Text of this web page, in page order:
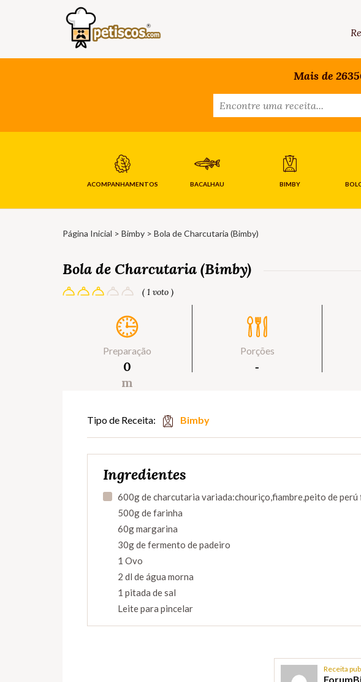
Mais de
ACOMPANHAMENTOS BACALHAU BIMBY
Página Inicial > Bimby > Bola de Charcutaria (Bimby)
Bola de Charcutaria (Bimby)
( 1 voto )
Preparação
0
m
Porções
‐
Tipo de Receita: Bimby
Ingredientes
600g de charcutaria variada:chouriço,fiambre,peito de perú
500g de farinha
60g margarina
30g de fermento de padeiro
1 Ovo
2 dl de água morna
1 pitada de sal
Leite para pincelar
Receita